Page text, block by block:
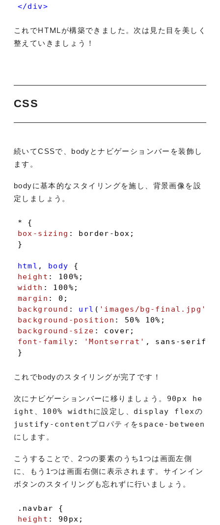
</div>
これでHTMLが構築できました。次は見た目を美しく
整えていきましょう！
CSS
続いてCSSで、bodyとナビゲーションバーを装飾し
ます。
bodyに基本的なスタイリングを施し、背景画像を設
定しましょう。
box-sizing : border-box;
}
html , body
height : 100%
width : 100%
margin : 0
background : url ( 'images/bg-final.jpg'
background-position : 50% 10%
background-size
font-family : 'Montserrat' , sans-serif;
}
これでbodyのスタイリングが完了です！
次にナビゲーションバーに移りましょう。 90px he
ight
100% widthに設定し、 display flexの
justify-contentプロパティをspace-between
にします。
こうすることで、2つの要素のうち1つは画面左側
に、もう1つは画面右側に表示されます。サインイン
ボタンのスタイリングも忘れずに行いましょう。
.navbar
height : 90px